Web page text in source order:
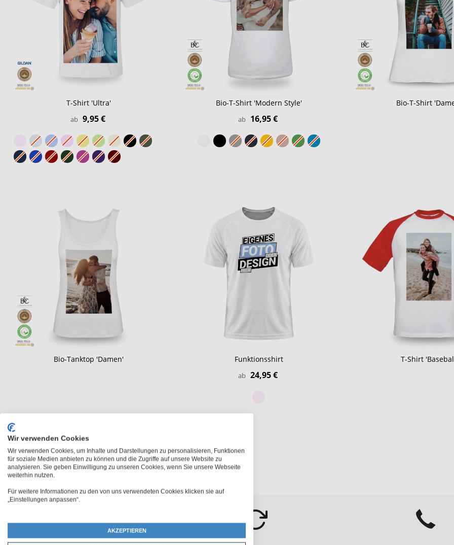
T-Shirt 'Ultra'
ab 9,95 €
Bio-T-Shirt 'Modern Style'
ab 16,95 €
Bio-T-Shirt
Bio-Tanktop 'Damen' Funktionsshirt
ab 24,95 €
T-Shirt
Wir verwenden Cookies
Wir verwenden Cookies, um Inhalte und Darstellungen zu personalisieren, Funktionen
für soziale Medien anbieten zu können und die Zugriffe auf unsere Website zu
analysieren. Sie geben Einwilligung zu unseren Cookies, wenn Sie unsere Webseite
weiterhin nutzen.
Für weitere Informationen zu den von uns verwendeten Cookies klicken sie auf
„Einstellungen anpassen“.
AKZEPTIEREN